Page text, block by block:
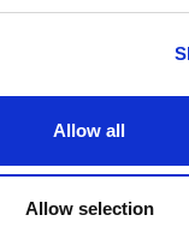
Allow all
Allow selection